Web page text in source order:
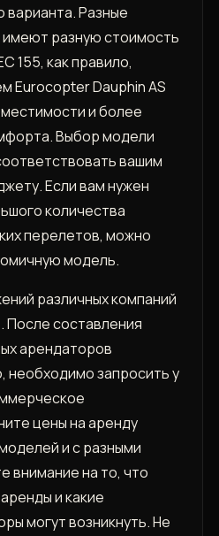
варианта. Разные
разную стоимость
155, как правило,
Eurocopter Dauphin AS
и более
Выбор модели
вашим
Если вам нужен
количества
перелетов, можно
модель.
различных компаний
После составления
арендаторов
необходимо запросить у
цены на аренду
и с разными
внимание на то, что
и какие
могут возникнуть. Не